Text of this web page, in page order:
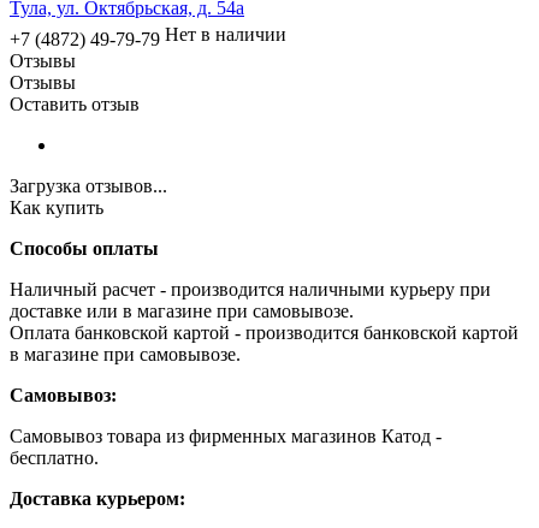
Тула, ул. Октябрьская, д. 54а
+7 (4872) 49-79-79 Нет в наличии
Отзывы
Отзывы
Оставить отзыв
Загрузка отзывов...
Как купить
Способы оплаты
Наличный расчет - производится наличными курьеру при
доставке или в магазине при самовывозе.
Оплата банковской картой - производится банковской картой
в магазине при самовывозе.
Самовывоз:
Самовывоз товара из фирменных магазинов Катод -
бесплатно.
Доставка курьером: